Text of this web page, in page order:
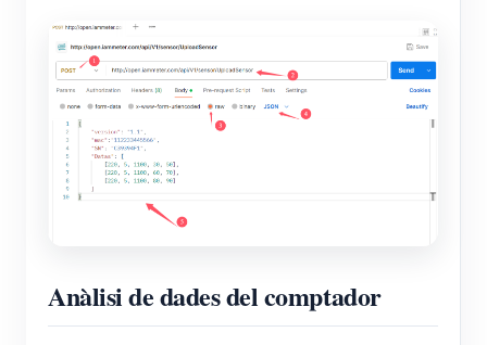
Anàlisi de dades del comptador